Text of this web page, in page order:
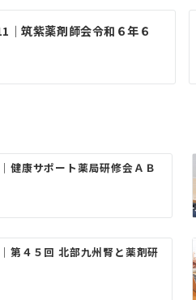
｜筑紫薬剤師会令和６年６
健康サポート薬局研修会ＡＢ
第４５回 北部九州腎と薬剤研